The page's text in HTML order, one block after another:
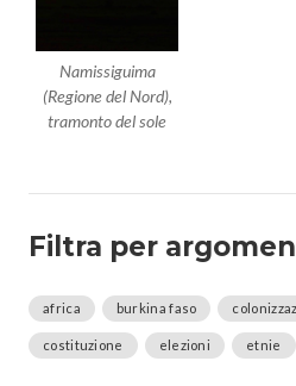
Namissiguima
(Regione del Nord),
tramonto del sole
Filtra per
africa burkina faso
costituzione elezioni etnie